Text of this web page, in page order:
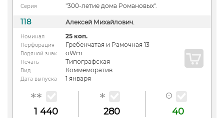
Серия "300-летие дома Романовых".
118 Алексей Михайлович.
Номинал 25 коп.
Перфорация Гребенчатая и Рамочная 13
Водяной знак oWm
Печать Типографская
Вид Коммеморатив
Дата выпуска 1 января
1 440 280 40